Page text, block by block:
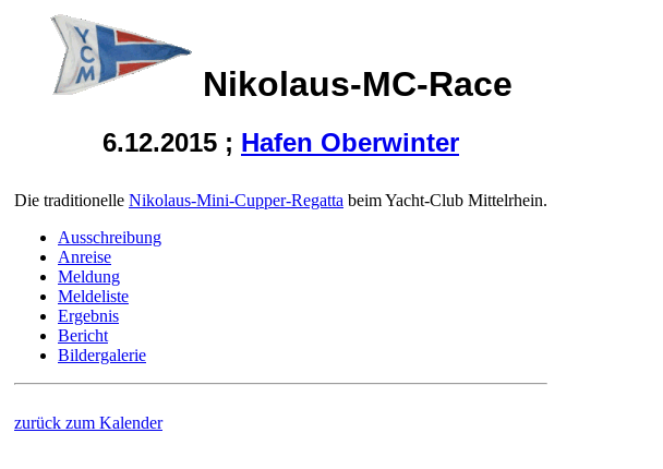
Nikolaus-MC-Race
6.12.2015 ; Hafen Oberwinter
Die traditionelle Nikolaus-Mini-Cupper-Regatta beim Yacht-Club Mittelrhein.
Ausschreibung
Anreise
Meldung
Meldeliste
Ergebnis
Bericht
Bildergalerie
zurück zum Kalender